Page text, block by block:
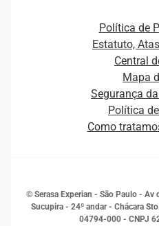
Plataformas e Motores de
Curso Gratuito de Saúde
Empreendedorismo
Estudos e Pesquisas
Inovação e Tecnologia
Leis e impostos
Distribuidores e
Estrutura Organizacional
Sala de Imprensa
Política de
Estatuto,
Central
Mapa
Segurança
Política
Como
© Serasa Experian - São Paulo - Av
Sucupira - 24º andar - Chácara
04794-000 - CNPJ